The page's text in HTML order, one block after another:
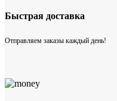
Быстрая доставка
Отправляем заказы каждый день!